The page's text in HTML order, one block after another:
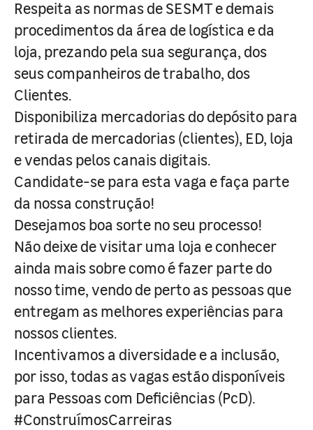
Respeita as normas de SESMT e demais
procedimentos da área de logística e da
loja, prezando pela sua segurança, dos
seus companheiros de trabalho, dos
Clientes.
Disponibiliza mercadorias do depósito para
retirada de mercadorias (clientes), ED, loja
e vendas pelos canais digitais.
Candidate-se para esta vaga e faça parte
da nossa construção!
Desejamos boa sorte no seu processo!
Não deixe de visitar uma loja e conhecer
ainda mais sobre como é fazer parte do
nosso time, vendo de perto as pessoas que
entregam as melhores experiências para
nossos clientes.
Incentivamos a diversidade e a inclusão,
por isso, todas as vagas estão disponíveis
para Pessoas com Deficiências (PcD).
#ConstruímosCarreiras